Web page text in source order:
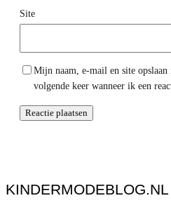
Site
Mijn naam, e-mail en site
volgende keer wanneer ik een
KINDERMODEBLOG.NL